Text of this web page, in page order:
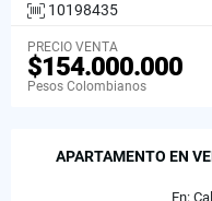
10198435
PRECIO VENTA
$154.000.000
Pesos Colombianos
APARTAMENTO EN
En: